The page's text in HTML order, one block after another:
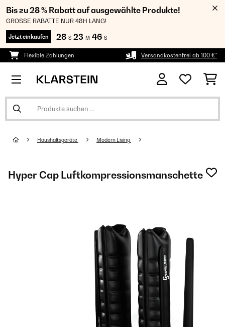
Bis zu 28 % Rabatt auf ausgewählte Produkte!
GROSSE RABATTE NUR 48H LANG!
Jetzt einkaufen 28 S 23 M 46 S
Flexible Zahlungen Versandkostenfrei ab 100 €*
Haushaltsgeräte Modern Living
Hyper Cap Luftkompressionsmanschette